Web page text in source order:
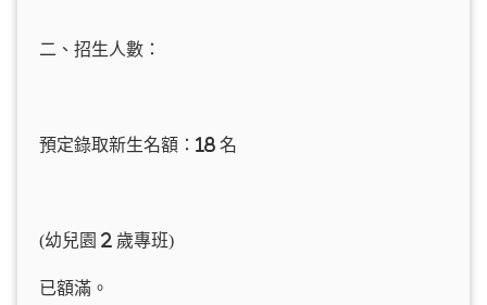
二、招生人數：
預定錄取新生名額：18 名
(幼兒園 2 歲專班)
已額滿。